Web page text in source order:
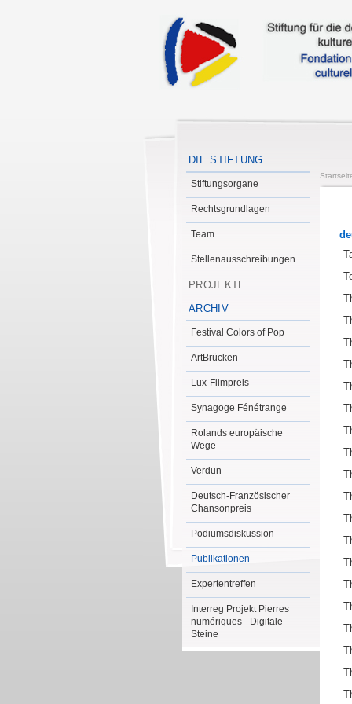
DIE STIFTUNG
Stiftungsorgane
Rechtsgrundlagen
Team
Stellenausschreibungen
PROJEKTE
ARCHIV
Festival Colors of Pop
ArtBrücken
Lux-Filmpreis
Synagoge Fénétrange
Rolands europäische
Wege
Verdun
Deutsch-Französischer
Chansonpreis
Podiumsdiskussion
Publikationen
Expertentreffen
Interreg Projekt Pierres
numériques - Digitale
Steine